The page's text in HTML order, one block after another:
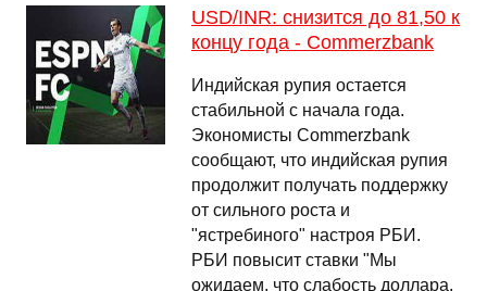
USD/INR: снизится до 81,50 к
концу года - Commerzbank
Индийская рупия остается
стабильной с начала года.
Экономисты Commerzbank
сообщают, что индийская рупия
продолжит получать поддержку
от сильного роста и
"ястребиного" настроя РБИ.
РБИ повысит ставки "Мы
ожидаем, что слабость доллара,